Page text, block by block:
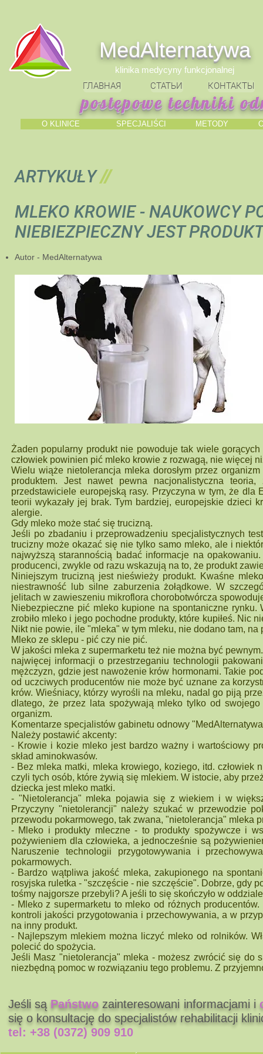
ГЛАВНАЯ СТАТЬИ КОНТАКТЫ
МedAlternatywa
klinika medycyny funkcjonalnej
postępowe techniki
O KLINICE SPECJALIŚCI METODY
ARTYKUŁY//
MLEKO KROWIE - NAUKOWCY
NIEBIEZPIECZNY JEST
​Autor - MedAlternatywa
Żaden popularny produkt nie powoduje tak wiele
człowiek powinien pić mleko krowie z rozwagą, nie więcej
Wielu wiąże nietolerancja mleka dorosłym przez
produktem. Jest nawet pewna nacjonalistyczna
przedstawiciele europejską rasy. Przyczyna w tym, że
teorii wykazały jej brak. Tym bardziej, europejskie dzieci
alergie.
Gdy mleko może stać się trucizną.
Jeśli po zbadaniu i przeprowadzeniu specjalistycznych
trucizny może okazać się nie tylko samo mleko, ale i
najwyższą starannością badać informacje na
producenci, zwykle od razu wskazują na to, że produkt
Niniejszym trucizną jest nieświeży produkt. Kwaśne
niestrawność lub silne zaburzenia żołądkowe. W
jelitach w zawieszeniu mikroflora chorobotwórcza
Niebezpieczne pić mleko kupione na spontaniczne
zrobiło mleko i jego pochodne produkty, które kupiłeś. Nic
Nikt nie powie, ile "mleka" w tym mleku, nie dodano tam,
Mleko ze sklepu - pić czy nie pić.
W jakości mleka z supermarketu też nie można być
najwięcej informacji o przestrzeganiu technologii
mężczyzn, gdzie jest nawożenie krów hormonami. Takie
od uczciwych producentów nie może być uznane za
krów. Wieśniacy, którzy wyrośli na mleku, nadal go piją
dlatego, że przez lata spożywają mleko tylko od
organizm.
Komentarze specjalistów gabinetu odnowy
Należy postawić akcenty:
- Krowie i kozie mleko jest bardzo ważny i wartościowy
skład aminokwasów.
- Bez mleka matki, mleka krowiego, koziego, itd. człowiek
czyli tych osób, które żywią się mlekiem. W istocie, aby
dziecka jest mleko matki.
- "Nietolerancja" mleka pojawia się z wiekiem i w
Przyczyny "nietolerancji" należy szukać w przewodzie
przewodu pokarmowego, tak zwana, "nietolerancja" mleka
- Mleko i produkty mleczne - to produkty spożywcze i
pożywieniem dla człowieka, a jednocześnie są
Naruszenie technologii przygotowywania i
pokarmowych.
- Bardzo wątpliwa jakość mleka, zakupionego na
rosyjska ruletka - "szczęście - nie szczęście". Dobrze, gdy
tośmy najgorsze przebyli? A jeśli to się skończyło w
- Mleko z supermarketu to mleko od różnych
kontroli jakości przygotowania i przechowywania, a w
na inny produkt.
- Najlepszym mlekiem można liczyć mleko od rolników.
polecić do spożycia.
Jeśli Masz "nietolerancja" mleka - możesz zwrócić się do
niezbędną pomoc w rozwiązaniu tego problemu. Z
Jeśli sąPaństwo zainteresowani informacjami i
się o konsultację do specjalistów rehabilitacji
tel: +38 (0372) 909 910